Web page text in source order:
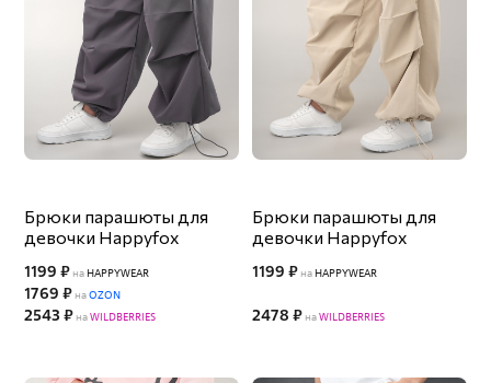
Брюки парашюты для
девочки Happyfox
1199 ₽ на HAPPYWEAR
1769 ₽ наOZON
2543 ₽ наWILDBERRIES
Брюки парашюты для
девочки Happyfox
1199 ₽ на HAPPYWEAR
2478 ₽ наWILDBERRIES